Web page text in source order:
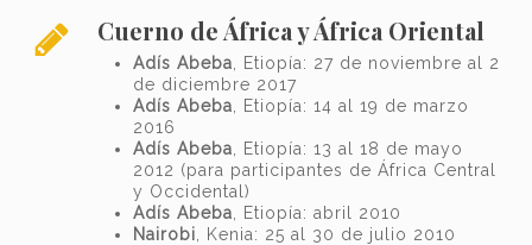
Cuerno de África y África Oriental
Adís Abeba , Etiopía: 27 de noviembre al 2
de diciembre 2017
Adís Abeba , Etiopía: 14 al 19 de marzo
2016
Adís Abeba , Etiopía: 13 al 18 de mayo
2012 (para participantes de África Central
y Occidental)
Adís Abeba , Etiopía: abril 2010
Nairobi , Kenia: 25 al 30 de julio 2010